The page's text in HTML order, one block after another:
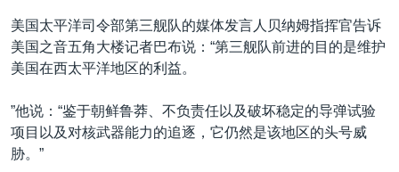
GEN Z 看美国
美国太平洋司令部第三舰队的媒体发言人贝纳姆指挥官告诉
美国之音五角大楼记者巴布说：“第三舰队前进的目的是维护
美国在西太平洋地区的利益。
”他说：“鉴于朝鲜鲁莽、不负责任以及破坏稳定的导弹试验
项目以及对核武器能力的追逐，它仍然是该地区的头号威
胁。”